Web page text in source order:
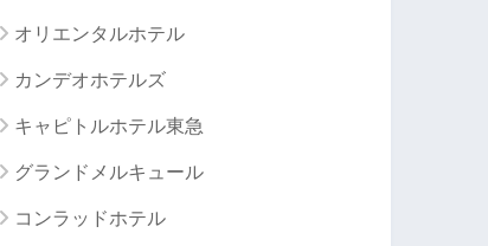
オリエンタルホテル
カンデオホテルズ
キャピトルホテル東急
グランドメルキュール
コンラッドホテル